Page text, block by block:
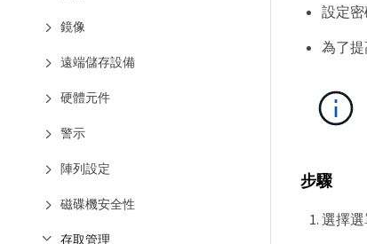
鏡像
遠端儲存設備
硬體元件
警示
陣列設定
磁碟機安全性
存取管理
設定
為了提
步驟
選擇選